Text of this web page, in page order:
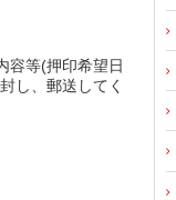
容等(押印希望日
し、郵送してく